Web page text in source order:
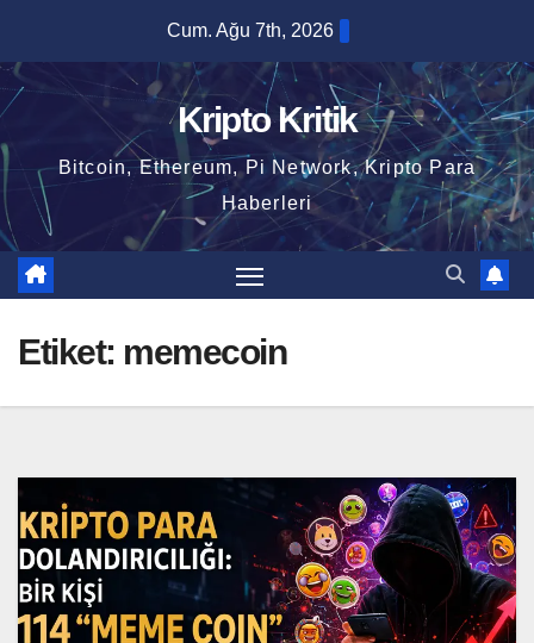
content
Cum. Ağu 7th, 2026
Kripto Kritik
Bitcoin, Ethereum, Pi Network, Kripto Para
Haberleri
Etiket: memecoin